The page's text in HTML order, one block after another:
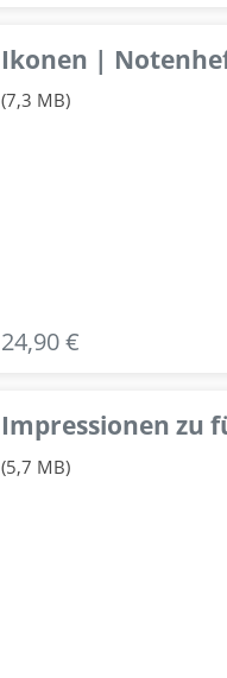
Ikonen |
(7,3 MB)
24,90 €
Impressionen zu
(5,7 MB)